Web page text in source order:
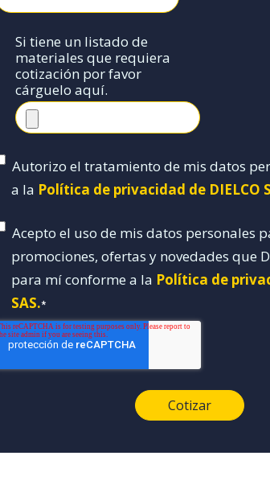
Si tiene un listado de
materiales que requiera
cotización por favor
cárguelo aquí.
Autorizo el tratamiento de mis datos
a la Política de privacidad de DIELCO
Acepto el uso de mis datos personales
promociones, ofertas y novedades que
para mí conforme a la Política de
SAS.*